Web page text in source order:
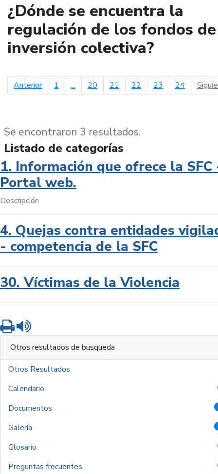
¿Dónde se encuentra la
regulación de los fondos de
inversión colectiva?
Anteriorpágina anterior
1 ... 20 21 22 23 24
Se encontraron 3 resultados.
Listado de categorías
1. Información que ofrece la SFC
Portal web.
Descripción
4. Quejas contra entidades
- competencia de la SFC
30. Víctimas de la Violencia
Imprimir
Otros resultados de busqueda
Otros Resultados
Calendario
Documentos
Galería
Glosario
Preguntas frecuentes